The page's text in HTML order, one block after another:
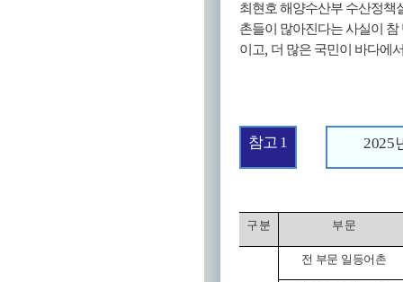
최현호 해양수산부 수산정책
촌들이 많아진다는 사실이 참
이고, 더 많은 국민이 바다에
참고 1 2025
구 분 부 문
전 부문 일등어촌